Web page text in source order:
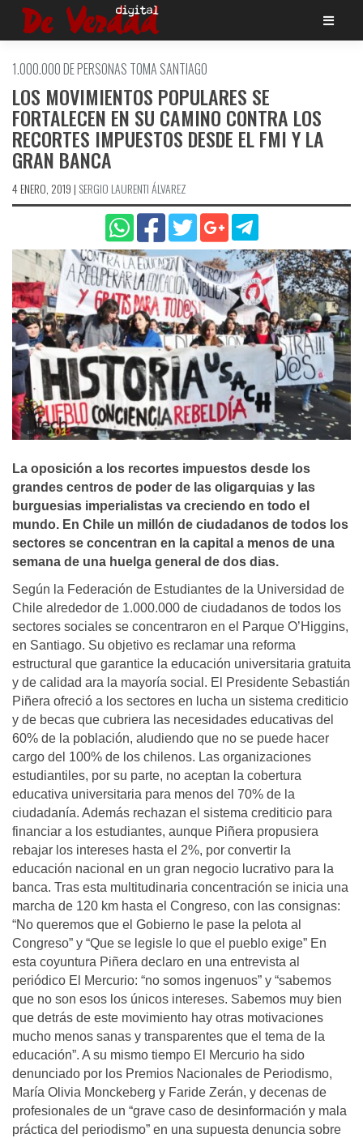
Saltar
1.000.000 DE PERSONAS TOMA SANTIAGO
LOS MOVIMIENTOS POPULARES SE
FORTALECEN EN SU CAMINO CONTRA LOS
RECORTES IMPUESTOS DESDE EL FMI Y LA
GRAN BANCA
4 ENERO, 2019 | SERGIO LAURENTI ÁLVAREZ
La oposición a los recortes impuestos desde los
grandes centros de poder de las oligarquias y las
burguesias imperialistas va creciendo en todo el
mundo. En Chile un millón de ciudadanos de todos los
sectores se concentran en la capital a menos de una
semana de una huelga general de dos dias.
Según la Federación de Estudiantes de la Universidad de
Chile alrededor de 1.000.000 de ciudadanos de todos los
sectores sociales se concentraron en el Parque O’Higgins,
en Santiago. Su objetivo es reclamar una reforma
estructural que garantice la educación universitaria gratuita
y de calidad ara la mayoría social. El Presidente Sebastián
Piñera ofreció a los sectores en lucha un sistema crediticio
y de becas que cubriera las necesidades educativas del
60% de la población, aludiendo que no se puede hacer
cargo del 100% de los chilenos. Las organizaciones
estudiantiles, por su parte, no aceptan la cobertura
educativa universitaria para menos del 70% de la
ciudadanía. Además rechazan el sistema crediticio para
financiar a los estudiantes, aunque Piñera propusiera
rebajar los intereses hasta el 2%, por convertir la
educación nacional en un gran negocio lucrativo para la
banca. Tras esta multitudinaria concentración se inicia una
marcha de 120 km hasta el Congreso, con las consignas:
“No queremos que el Gobierno le pase la pelota al
Congreso” y “Que se legisle lo que el pueblo exige” En
esta coyuntura Piñera declaro en una entrevista al
periódico El Mercurio: “no somos ingenuos” y “sabemos
que no son esos los únicos intereses. Sabemos muy bien
que detrás de este movimiento hay otras motivaciones
mucho menos sanas y transparentes que el tema de la
educación”. A su mismo tiempo El Mercurio ha sido
denunciado por los Premios Nacionales de Periodismo,
María Olivia Monckeberg y Faride Zerán, y decenas de
profesionales de un “grave caso de desinformación y mala
práctica del periodismo” en una supuesta denuncia sobre